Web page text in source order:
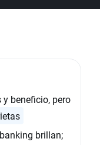
beneficio, pero
brillan;